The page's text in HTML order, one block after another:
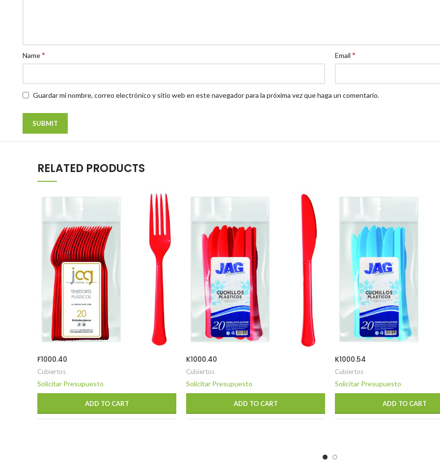
Name* Email *
Guardar mi nombre, correo electrónico y sitio web en este navegador para la próxima vez que haga un comentario.
RELATED PRODUCTS
F1000.40
Cubiertos
Solicitar Presupuesto
ADD TO CART
K1000.40
Cubiertos
Solicitar Presupuesto
ADD TO CART
K1000.54
Cubiertos
Solicitar Presupuesto
ADD TO CART